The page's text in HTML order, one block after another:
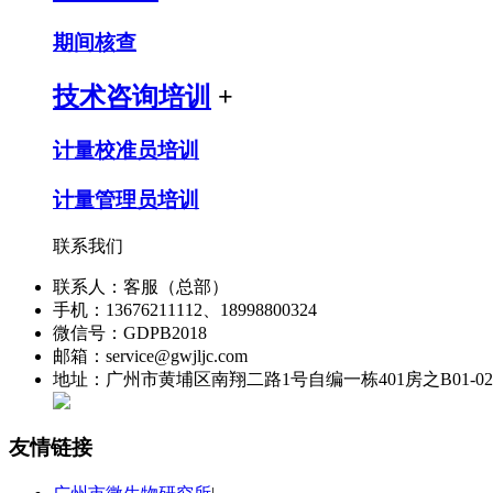
期间核查
技术咨询培训 +
计量校准员培训
计量管理员培训
联系我们
联系人：客服（总部）
手机：13676211112、18998800324
微信号：GDPB2018
邮箱：service@gwjljc.com
地址：广州市黄埔区南翔二路1号自编一栋401房之B01-
友情链接